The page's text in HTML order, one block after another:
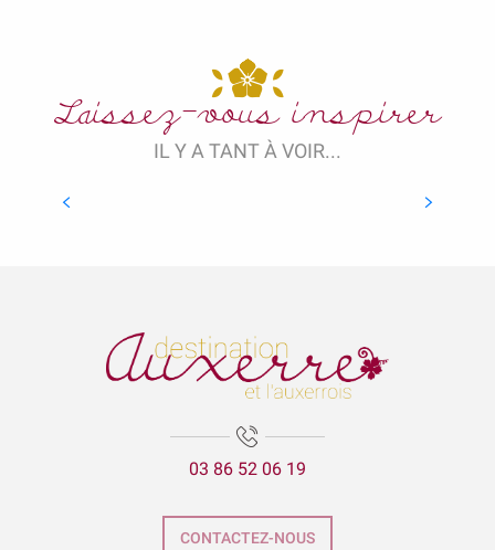
Laissez-vous inspirer
IL Y A TANT À VOIR...
Cathédrale Saint-Etienne
03 86 52 06 19
CONTACTEZ-NOUS